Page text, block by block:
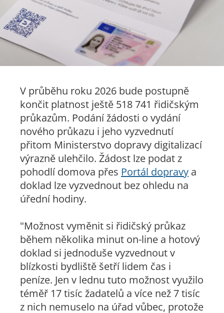
V průběhu roku 2026 bude postupně
končit platnost ještě 518 741 řidičským
průkazům. Podání žádosti o vydání
nového průkazu i jeho vyzvednutí
přitom Ministerstvo dopravy digitalizací
výrazně ulehčilo. Žádost lze podat z
pohodlí domova přes Portál dopravy a
doklad lze vyzvednout bez ohledu na
úřední hodiny.
"Možnost vyměnit si řidičský průkaz
během několika minut on-line a hotový
doklad si jednoduše vyzvednout v
blízkosti bydliště šetří lidem čas i
peníze. Jen v lednu tuto možnost využilo
téměř 17 tisíc žadatelů a více než 7 tisíc
z nich nemuselo na úřad vůbec, protože